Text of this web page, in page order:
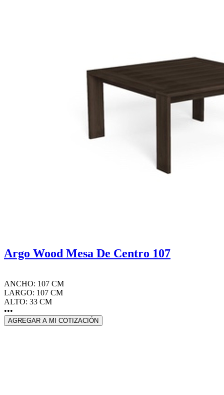
Argo Wood Mesa De Centro 107
ANCHO: 107 CM
LARGO: 107 CM
ALTO: 33 CM
•••
AGREGAR A MI COTIZACIÓN